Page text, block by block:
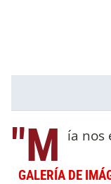
"M ía nos
GALERÍA DE